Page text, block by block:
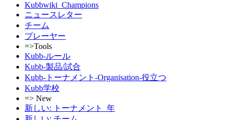
Kubbwiki_Champions
ニュースレター
チーム
プレーヤー
=>Tools
Kubb-ルール
Kubb-製品/試合
Kubb-トーナメント-Organisation-役立つ
Kubb学校
=> New
新しい: トーナメント_年